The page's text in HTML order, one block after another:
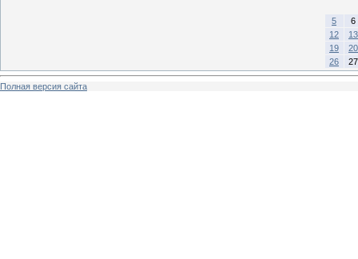
5
6
12
13
19
20
26
27
Полная версия сайта